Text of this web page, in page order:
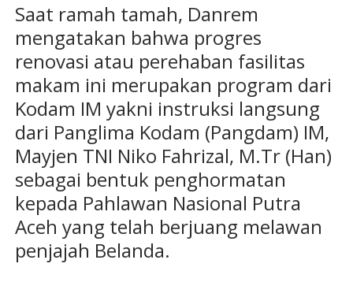
Saat ramah tamah, Danrem
mengatakan bahwa progres
renovasi atau perehaban fasilitas
makam ini merupakan program dari
Kodam IM yakni instruksi langsung
dari Panglima Kodam (Pangdam) IM,
Mayjen TNI Niko Fahrizal, M.Tr (Han)
sebagai bentuk penghormatan
kepada Pahlawan Nasional Putra
Aceh yang telah berjuang melawan
penjajah Belanda.